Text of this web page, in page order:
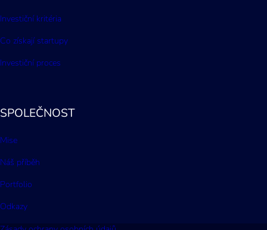
Investiční kritéria
Co získají startupy
Investiční proces
SPOLEČNOST
Mise
Náš příběh
Portfolio
Odkazy